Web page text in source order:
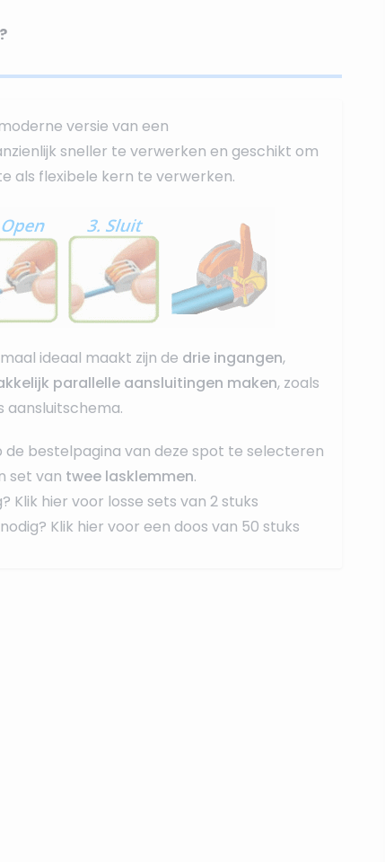
versie van een
sneller te verwerken en geschikt om
als flexibele kern te verwerken.
ideaal maakt zijn de drie ingangen,
parallelle aansluitingen maken, zoals
aansluitschema.
de bestelpagina van deze spot te selecteren
set van twee lasklemmen.
Klik hier voor losse sets van 2 stuks
Klik hier voor een doos van 50 stuks